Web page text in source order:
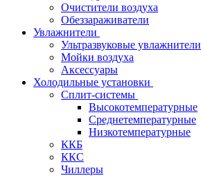
Очистители воздуха
Обеззараживатели
Увлажнители
Ультразвуковые увлажнители
Мойки воздуха
Аксессуары
Холодильные установки
Сплит-системы
Высокотемпературные
Среднетемпературные
Низкотемпературные
ККБ
ККС
Чиллеры